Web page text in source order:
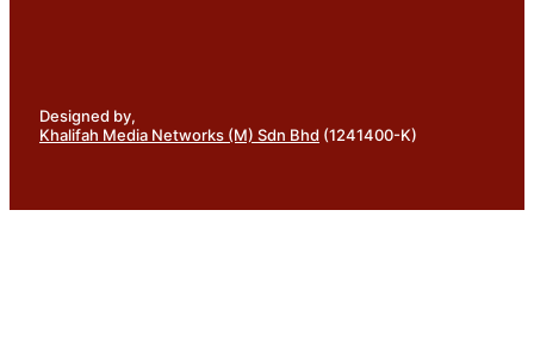
Designed by,
Khalifah Media Networks (M) Sdn Bhd (1241400-K)